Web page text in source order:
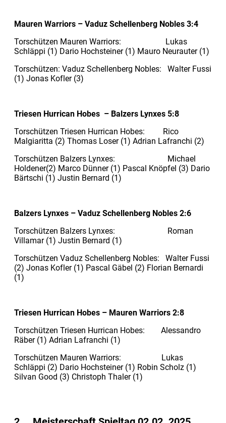
Mauren Warriors – Vaduz Schellenberg Nobles 3:4
Torschützen Mauren Warriors: Lukas
Schläppi (1) Dario Hochsteiner (1) Mauro Neurauter (1)
Torschützen: Vaduz Schellenberg Nobles: Walter Fussi
(1) Jonas Kofler (3)
Triesen Hurrican Hobes – Balzers Lynxes 5:8
Torschützen Triesen Hurrican Hobes: Rico
Malgiaritta (2) Thomas Loser (1) Adrian Lafranchi (2)
Torschützen Balzers Lynxes: Michael
Holdener(2) Marco Dünner (1) Pascal Knöpfel (3) Dario
Bärtschi (1) Justin Bernard (1)
Balzers Lynxes – Vaduz Schellenberg Nobles 2:6
Torschützen Balzers Lynxes: Roman
Villamar (1) Justin Bernard (1)
Torschützen Vaduz Schellenberg Nobles: Walter Fussi
(2) Jonas Kofler (1) Pascal Gäbel (2) Florian Bernardi
(1)
Triesen Hurrican Hobes – Mauren Warriors 2:8
Torschützen Triesen Hurrican Hobes: Alessandro
Räber (1) Adrian Lafranchi (1)
Torschützen Mauren Warriors: Lukas
Schläppi (2) Dario Hochsteiner (1) Robin Scholz (1)
Silvan Good (3) Christoph Thaler (1)